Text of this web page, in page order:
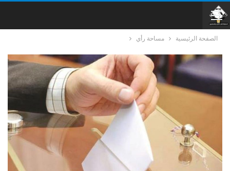
الصفحة الرئيسية مساحة رأي